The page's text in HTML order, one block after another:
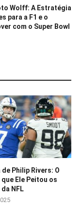
Wolff: A Estratégia
para a F1 e o
com o Super Bowl
de Philip Rivers: O
que Ele Peitou os
NFL